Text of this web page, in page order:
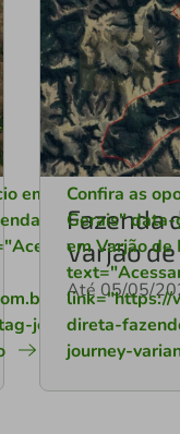
em Minas
de 112 ha em
o leilão"
lote/fazenda-
journey-
Fazenda
Varjão
Até 05/05/
Confira as
Gerais" data-
em Varjão
link="https://
direta-
journey-